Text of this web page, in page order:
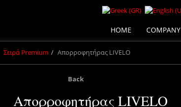
HOME COMPANY
Σειρά Premium Απορροφητήρας LIVELO
Back
Απορροφητήρας LIVELO